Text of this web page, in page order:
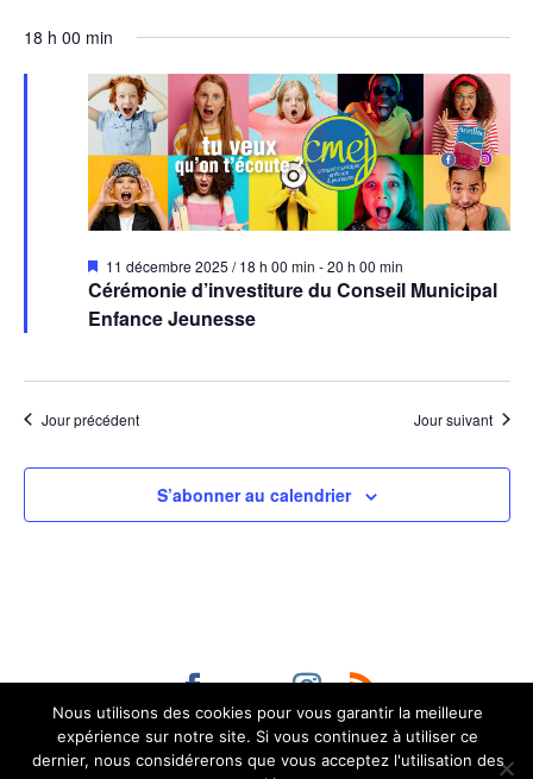
18 h 00 min
Cérémonie d’investiture du Conseil Municipal
Enfance Jeunesse
Mis
en
avant
11 décembre 2025 / 18 h 00 min -20 h 00 min
Jour précédent Jour suivant
S’abonner au calendrier
Contact :administration@aurillac.fr|Mentions
légales | Accessibilité non conforme (refonte en
Nous utilisons des cookies pour vous garantir la meilleure
expérience sur notre site. Si vous continuez à utiliser ce
dernier, nous considérerons que vous acceptez l'utilisation des